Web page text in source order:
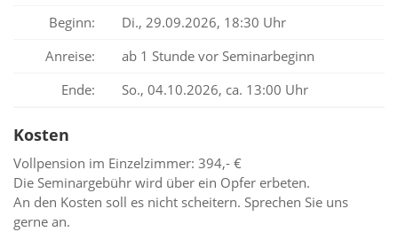
Beginn:
Di., 29.09.2026, 18:30 Uhr
Anreise:
ab 1 Stunde vor Seminarbeginn
Ende:
So., 04.10.2026, ca. 13:00 Uhr
Kosten
Vollpension im Einzelzimmer: 394,- €
Die Seminargebühr wird über ein Opfer erbeten.
An den Kosten soll es nicht scheitern. Sprechen Sie uns
gerne an.